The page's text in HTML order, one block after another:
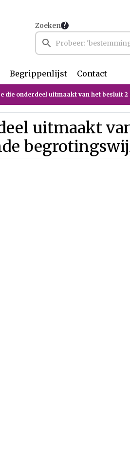
Zoeken
Begrippenlijst Contact
onderdeel uitmaakt van het besluit 2 getekende
uitmaakt